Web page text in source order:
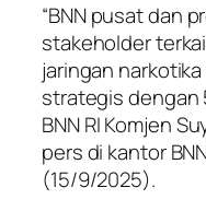
“BNN pusat dan
stakeholder
jaringan
strategis dengan
BNN RI Komjen
pers di kantor
(15/9/2025).